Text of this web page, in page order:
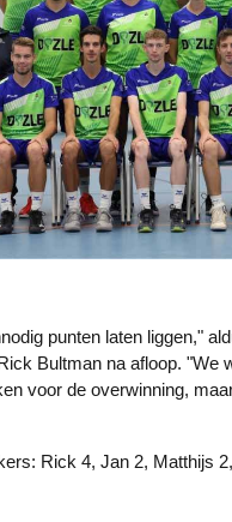
punten laten liggen,"
Bultman na afloop. "We
voor de overwinning,